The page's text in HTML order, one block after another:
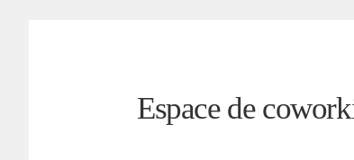
Espace de